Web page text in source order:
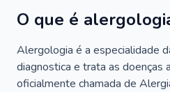
O que é
Alergologia é a especialidade
diagnostica e trata as doenças
oficialmente chamada de